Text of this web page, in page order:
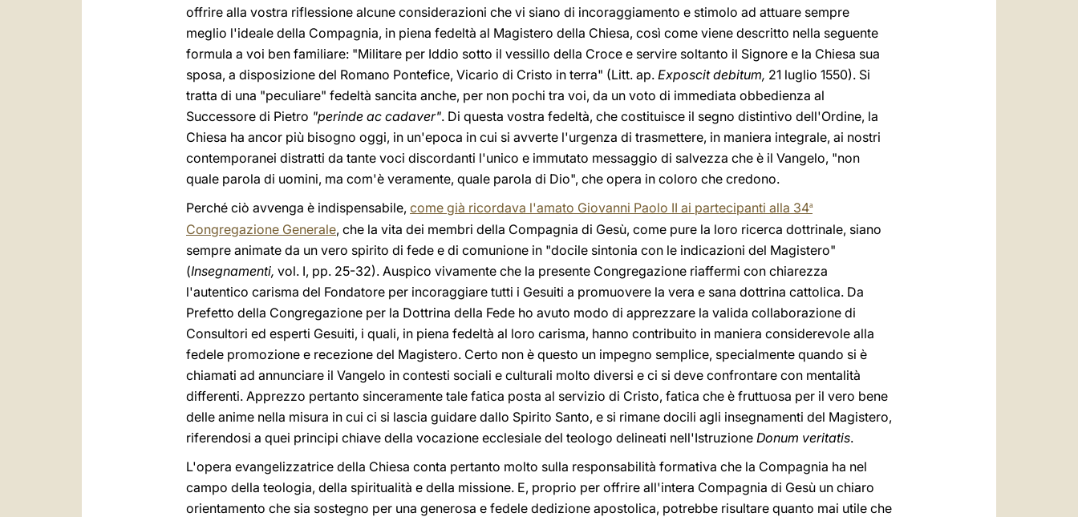
offrire alla vostra riflessione alcune considerazioni che vi siano di incoraggiamento e stimolo ad attuare sempre
meglio l'ideale della Compagnia, in piena fedeltà al Magistero della Chiesa, così come viene descritto nella seguente
formula a voi ben familiare: "Militare per Iddio sotto il vessillo della Croce e servire soltanto il Signore e la Chiesa sua
sposa, a disposizione del Romano Pontefice, Vicario di Cristo in terra" (Litt. ap. Exposcit debitum, 21 luglio 1550). Si
tratta di una "peculiare" fedeltà sancita anche, per non pochi tra voi, da un voto di immediata obbedienza al
Successore di Pietro "perinde ac cadaver". Di questa vostra fedeltà, che costituisce il segno distintivo dell'Ordine, la
Chiesa ha ancor più bisogno oggi, in un'epoca in cui si avverte l'urgenza di trasmettere, in maniera integrale, ai nostri
contemporanei distratti da tante voci discordanti l'unico e immutato messaggio di salvezza che è il Vangelo, "non
quale parola di uomini, ma com'è veramente, quale parola di Dio", che opera in coloro che credono.
Perché ciò avvenga è indispensabile, come già ricordava l'amato Giovanni Paolo II ai partecipanti alla 34ª
Congregazione Generale, che la vita dei membri della Compagnia di Gesù, come pure la loro ricerca dottrinale, siano
sempre animate da un vero spirito di fede e di comunione in "docile sintonia con le indicazioni del Magistero"
(Insegnamenti, vol. I, pp. 25-32). Auspico vivamente che la presente Congregazione riaffermi con chiarezza
l'autentico carisma del Fondatore per incoraggiare tutti i Gesuiti a promuovere la vera e sana dottrina cattolica. Da
Prefetto della Congregazione per la Dottrina della Fede ho avuto modo di apprezzare la valida collaborazione di
Consultori ed esperti Gesuiti, i quali, in piena fedeltà al loro carisma, hanno contribuito in maniera considerevole alla
fedele promozione e recezione del Magistero. Certo non è questo un impegno semplice, specialmente quando si è
chiamati ad annunciare il Vangelo in contesti sociali e culturali molto diversi e ci si deve confrontare con mentalità
differenti. Apprezzo pertanto sinceramente tale fatica posta al servizio di Cristo, fatica che è fruttuosa per il vero bene
delle anime nella misura in cui ci si lascia guidare dallo Spirito Santo, e si rimane docili agli insegnamenti del Magistero,
riferendosi a quei principi chiave della vocazione ecclesiale del teologo delineati nell'Istruzione Donum veritatis.
L'opera evangelizzatrice della Chiesa conta pertanto molto sulla responsabilità formativa che la Compagnia ha nel
campo della teologia, della spiritualità e della missione. E, proprio per offrire all'intera Compagnia di Gesù un chiaro
orientamento che sia sostegno per una generosa e fedele dedizione apostolica, potrebbe risultare quanto mai utile che